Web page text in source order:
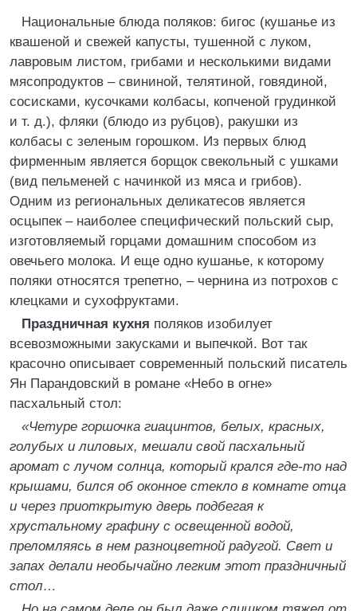
Национальные блюда поляков: бигос (кушанье из
квашеной и свежей капусты, тушенной с луком,
лавровым листом, грибами и несколькими видами
мясопродуктов – свининой, телятиной, говядиной,
сосисками, кусочками колбасы, копченой грудинкой
и т. д.), фляки (блюдо из рубцов), ракушки из
колбасы с зеленым горошком. Из первых блюд
фирменным является борщок свекольный с ушками
(вид пельменей с начинкой из мяса и грибов).
Одним из региональных деликатесов является
осцыпек – наиболее специфический польский сыр,
изготовляемый горцами домашним способом из
овечьего молока. И еще одно кушанье, к которому
поляки относятся трепетно, – чернина из потрохов с
клецками и сухофруктами.
Праздничная кухня поляков изобилует
всевозможными закусками и выпечкой. Вот так
красочно описывает современный польский писатель
Ян Парандовский в романе «Небо в огне»
пасхальный стол:
«Четуре горшочка гиацинтов, белых, красных,
голубых и лиловых, мешали свой пасхальный
аромат с лучом солнца, который крался где-то над
крышами, бился об оконное стекло в комнате отца
и через приоткрытую дверь подбегая к
хрустальному графину с освещенной водой,
преломляясь в нем разноцветной радугой. Свет и
запах делали необычайно легким этот праздничный
стол…